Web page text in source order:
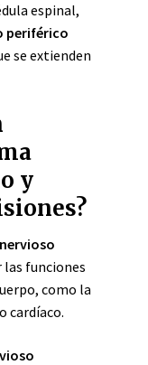
espinal,
periférico
se extienden
y
funciones
como la
cardíaco.